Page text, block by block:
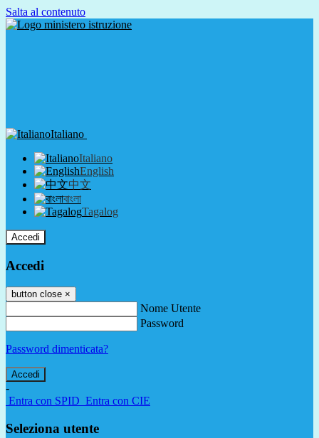
Salta al contenuto
Italiano
Italiano
English
中文
বাংলা
Tagalog
Accedi
Accedi
button close ×
Nome Utente
Password
Password dimenticata?
-
Entra con SPID Entra con CIE
Seleziona utente